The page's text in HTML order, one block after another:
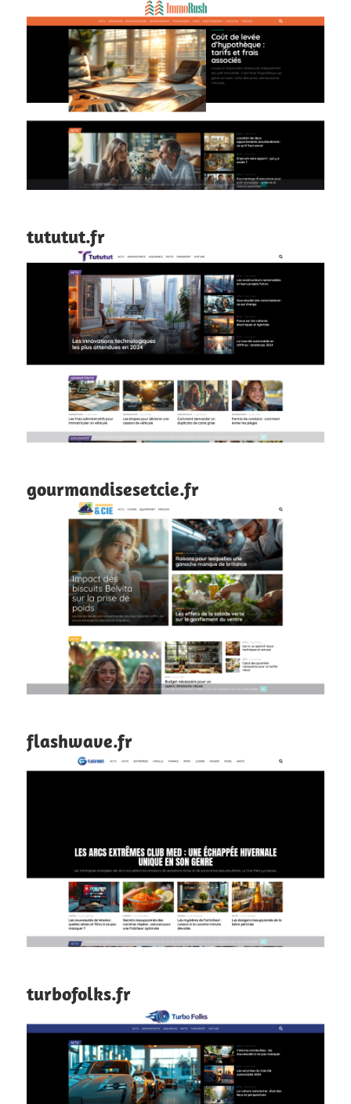
tututut.fr
gourmandisesetcie.fr
flashwave.fr
turbofolks.fr